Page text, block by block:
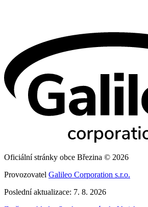
Oficiální stránky obce Březina © 2026
Provozovatel Galileo Corporation s.r.o.
Poslední aktualizace: 7. 8. 2026